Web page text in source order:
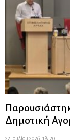
Δημοτική
22 Ιουλίου 2026, 18:20